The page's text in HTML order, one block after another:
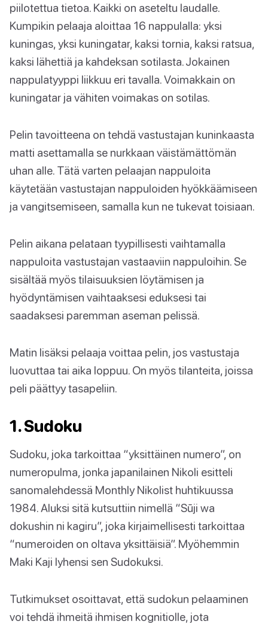
piilotettua tietoa. Kaikki on aseteltu laudalle.
Kumpikin pelaaja aloittaa 16 nappulalla: yksi
kuningas, yksi kuningatar, kaksi tornia, kaksi ratsua,
kaksi lähettiä ja kahdeksan sotilasta. Jokainen
nappulatyyppi liikkuu eri tavalla. Voimakkain on
kuningatar ja vähiten voimakas on sotilas.
Pelin tavoitteena on tehdä vastustajan kuninkaasta
matti asettamalla se nurkkaan väistämättömän
uhan alle. Tätä varten pelaajan nappuloita
käytetään vastustajan nappuloiden hyökkäämiseen
ja vangitsemiseen, samalla kun ne tukevat toisiaan.
Pelin aikana pelataan tyypillisesti vaihtamalla
nappuloita vastustajan vastaaviin nappuloihin. Se
sisältää myös tilaisuuksien löytämisen ja
hyödyntämisen vaihtaaksesi eduksesi tai
saadaksesi paremman aseman pelissä.
Matin lisäksi pelaaja voittaa pelin, jos vastustaja
luovuttaa tai aika loppuu. On myös tilanteita, joissa
peli päättyy tasapeliin.
1. Sudoku
Sudoku, joka tarkoittaa “yksittäinen numero”, on
numeropulma, jonka japanilainen Nikoli esitteli
sanomalehdessä Monthly Nikolist huhtikuussa
1984. Aluksi sitä kutsuttiin nimellä “Sūji wa
dokushin ni kagiru”, joka kirjaimellisesti tarkoittaa
“numeroiden on oltava yksittäisiä”. Myöhemmin
Maki Kaji lyhensi sen Sudokuksi.
Tutkimukset osoittavat, että sudokun pelaaminen
voi tehdä ihmeitä ihmisen kognitiolle, jota